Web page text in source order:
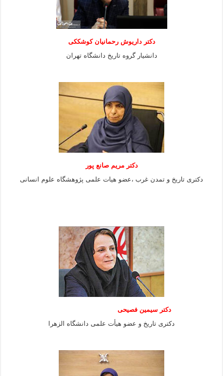
دکتر داریوش رحمانیان کوشککی
دانشیار گروه تاریخ دانشگاه تهران
دکتر مریم صانع پور
دکتری تاریخ و تمدن غرب ،عضو هیات علمی پژوهشگاه علوم انسانی
دکتر سیمین فصیحی
دکتری تاریخ و عضو هیأت علمی دانشگاه الزهرا